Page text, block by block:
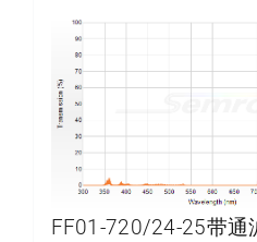
FF01-720/24-25带通